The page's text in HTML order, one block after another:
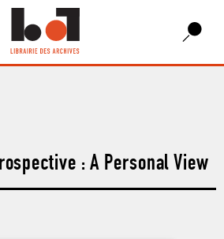
: A Personal View